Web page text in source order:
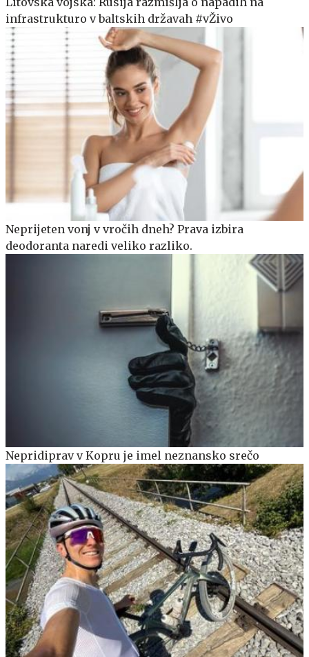
infrastrukturo v baltskih državah #vŽivo
Neprijeten vonj v vročih dneh? Prava izbira
deodoranta naredi veliko razliko.
Nepridiprav v Kopru je imel neznansko srečo